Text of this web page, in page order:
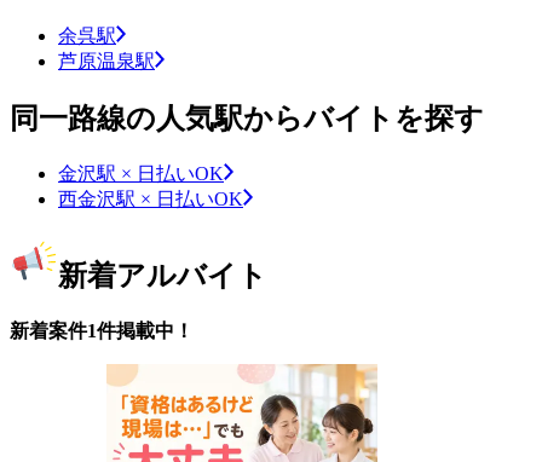
余呉駅
芦原温泉駅
同一路線の人気駅からバイトを探す
金沢駅 × 日払いOK
西金沢駅 × 日払いOK
新着アルバイト
新着案件1件掲載中！